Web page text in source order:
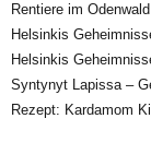
Rentiere im
Helsinkis
Helsinkis
Syntynyt Lapissa –
Rezept: Kardamom